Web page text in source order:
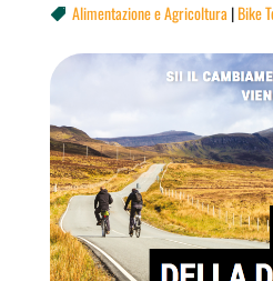
 Alimentazione e Agricoltura |Bike